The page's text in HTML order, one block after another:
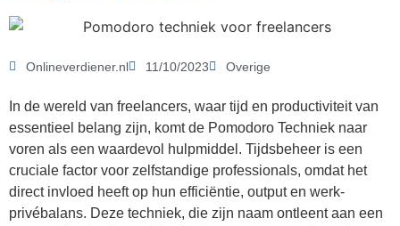
Onlineverdiener.nl 11/10/2023 Overige
In de wereld van freelancers, waar tijd en productiviteit van
essentieel belang zijn, komt de Pomodoro Techniek naar
voren als een waardevol hulpmiddel. Tijdsbeheer is een
cruciale factor voor zelfstandige professionals, omdat het
direct invloed heeft op hun efficiëntie, output en werk-
privébalans. Deze techniek, die zijn naam ontleent aan een